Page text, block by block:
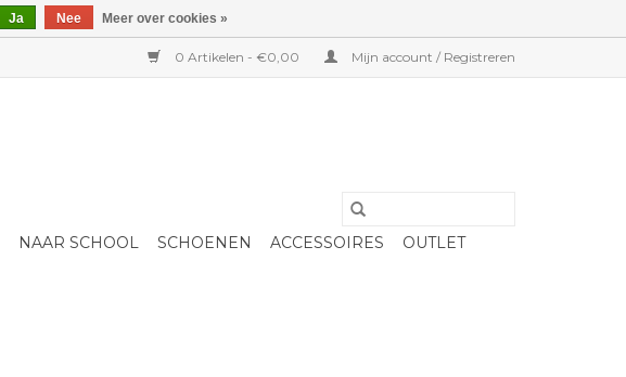
0 Artikelen - €0,00 Mijn account / Registreren
NAAR SCHOOL SCHOENEN ACCESSOIRES
OUTLET
Ja Nee Meer over cookies »